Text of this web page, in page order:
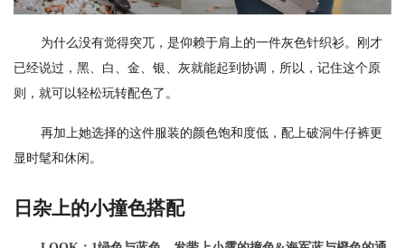
为什么没有觉得突兀，是仰赖于肩上的一件灰色针织衫。刚才
已经说过，黑、白、金、银、灰就能起到协调，所以，记住这个原
则，就可以轻松玩转配色了。
再加上她选择的这件服装的颜色饱和度低，配上破洞牛仔裤更
显时髦和休闲。
日杂上的小撞色搭配